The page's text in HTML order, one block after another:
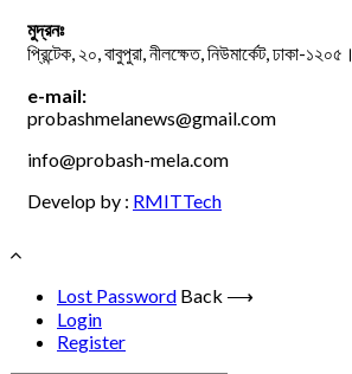
মুদ্রনঃ
প্রিন্টেক, ২০, বাবুপুরা, নীলক্ষেত, নিউমার্কেট, ঢাকা-১২০৫।
e-mail:
probashmelanews@gmail.com
info@probash-mela.com
Develop by : RMITTech
Lost Password Back ⟶
Login
Register